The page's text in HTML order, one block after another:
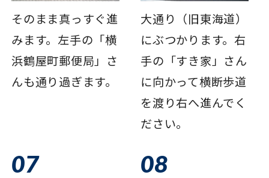
そのまま真っすぐ進
みます。左手の「横
浜鶴屋町郵便局」さ
んも通り過ぎます。
大通り（旧東海道）
にぶつかります。右
手の「すき家」さん
に向かって横断歩道
を渡り右へ進んでく
ださい。
07 08